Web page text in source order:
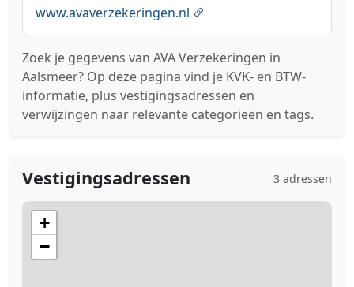
www.avaverzekeringen.nl
Zoek je gegevens van AVA Verzekeringen in
Aalsmeer? Op deze pagina vind je KVK- en BTW-
informatie, plus vestigingsadressen en
verwijzingen naar relevante categorieën en tags.
Vestigingsadressen 3 adressen
+
−